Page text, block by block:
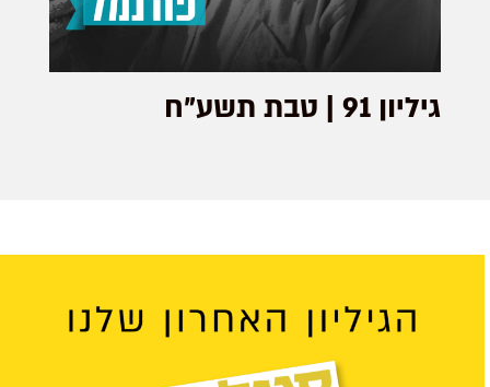
גיליון 91 | טבת תשע"ח